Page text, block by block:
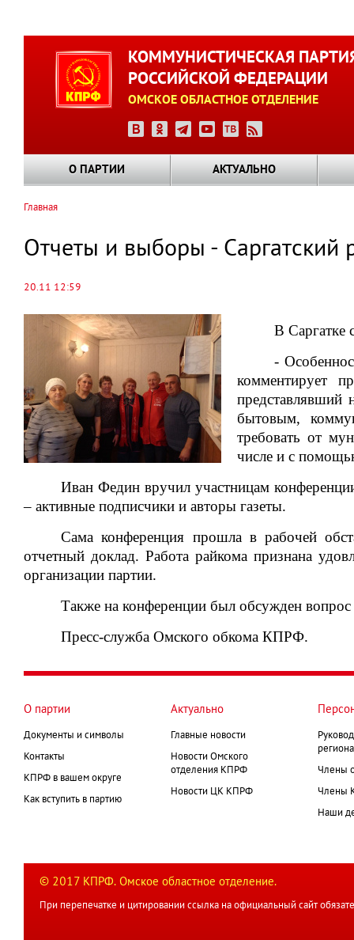
КОММУНИСТИЧЕСКАЯ
РОССИЙСКОЙ ФЕДЕРАЦИИ
ОМСКОЕ ОБЛАСТНОЕ ОТДЕЛЕНИЕ
О ПАРТИИ АКТУАЛЬНО
навигации
Главная
Отчеты и выборы - Саргатский
20.11 12:59
В Саргатке
-
комментирует
бытовым,
требовать от
числе и с
Иван Федин вручил участницам
– активные подписчики и авторы газеты.
Сама конференция прошла в рабочей
отчетный доклад. Работа райкома признана
организации партии.
Также на конференции был обсужден
Пресс-служба Омского обкома КПРФ.
О партии
Документы и символы
Контакты
КПРФ в вашем округе
Как вступить в партию
Актуально
Главные новости
Новости Омского
отделения КПРФ
Новости ЦК КПРФ
Члены
Члены
Наши
© 2017 КПРФ. Омское областное отделение.
При перепечатке и цитировании ссылка на официальный сайт